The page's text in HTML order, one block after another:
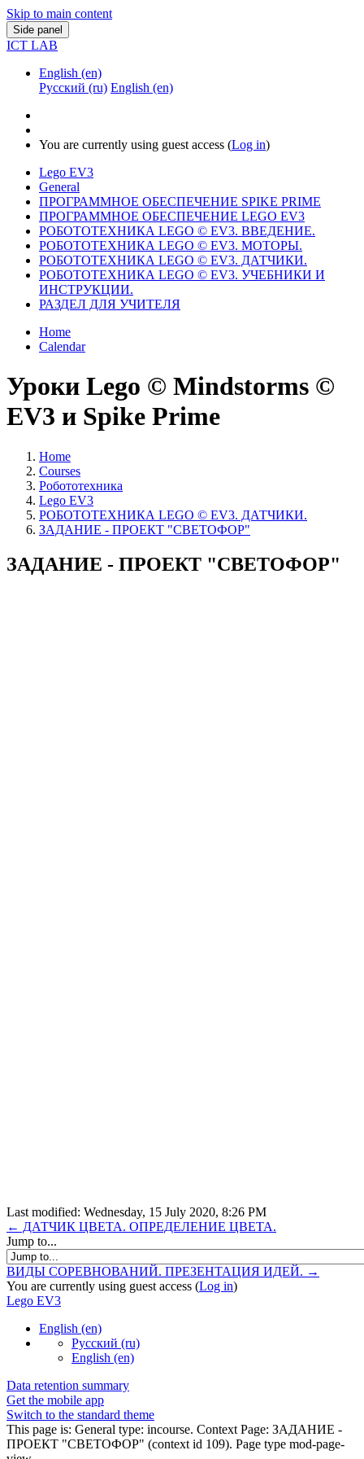
Skip to main content
Side panel
ICT LAB
English ‎(en)‎
Русский ‎(ru)‎ English ‎(en)‎
You are currently using guest access (Log in)
Lego EV3
General
ПРОГРАММНОЕ ОБЕСПЕЧЕНИЕ SPIKE PRIME
ПРОГРАММНОЕ ОБЕСПЕЧЕНИЕ LEGO EV3
РОБОТОТЕХНИКА LEGO © EV3. ВВЕДЕНИЕ.
РОБОТОТЕХНИКА LEGO © EV3. МОТОРЫ.
РОБОТОТЕХНИКА LEGO © EV3. ДАТЧИКИ.
РОБОТОТЕХНИКА LEGO © EV3. УЧЕБНИКИ И
ИНСТРУКЦИИ.
РАЗДЕЛ ДЛЯ УЧИТЕЛЯ
Home
Calendar
Уроки Lego © Mindstorms ©
EV3 и Spike Prime
Home
Courses
Робототехника
Lego EV3
РОБОТОТЕХНИКА LEGO © EV3. ДАТЧИКИ.
ЗАДАНИЕ - ПРОЕКТ "СВЕТОФОР"
ЗАДАНИЕ - ПРОЕКТ "СВЕТОФОР"
Last modified: Wednesday, 15 July 2020, 8:26 PM
← ДАТЧИК ЦВЕТА. ОПРЕДЕЛЕНИЕ ЦВЕТА.
Jump to...
ВИДЫ СОРЕВНОВАНИЙ. ПРЕЗЕНТАЦИЯ ИДЕЙ. →
You are currently using guest access (Log in)
Lego EV3
English ‎(en)‎
Русский ‎(ru)‎
English ‎(en)‎
Data retention summary
Get the mobile app
Switch to the standard theme
This page is: General type: incourse. Context Page: ЗАДАНИЕ -
ПРОЕКТ "СВЕТОФОР" (context id 109). Page type mod-page-